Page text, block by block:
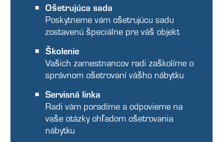
Ošetrujúca sada
Poskytneme vám ošetrujúcu sadu
zostavenú špeciálne pre váš objekt
Školenie
Vašich zamestnancov radi zaškolíme o
správnom ošetrovaní vášho nábytku
Servisná linka
Radi vám poradíme a odpovieme na
vaše otázky ohľadom ošetrovania
nábytku